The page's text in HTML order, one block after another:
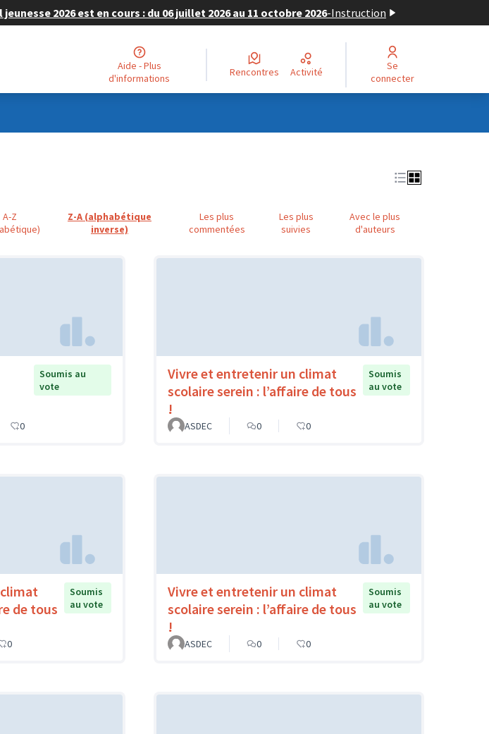
2026 est en cours : du 06 juillet 2026 au 11 octobre 2026-Instruction
Aide - Plus
d'informations
Rencontres Activité
Se
connecter
A-Z
Z-A (alphabétique
inverse)
Les plus
commentées
Les plus
suivies
Avec le plus
d'auteurs
Soumis au
vote
0
Vivre et entretenir un climat
scolaire serein : l’affaire de tous
!
Soumis
au vote
ASDEC 0 0
de tous
Soumis
au vote
0
Vivre et entretenir un climat
scolaire serein : l’affaire de tous
!
Soumis
au vote
ASDEC 0 0